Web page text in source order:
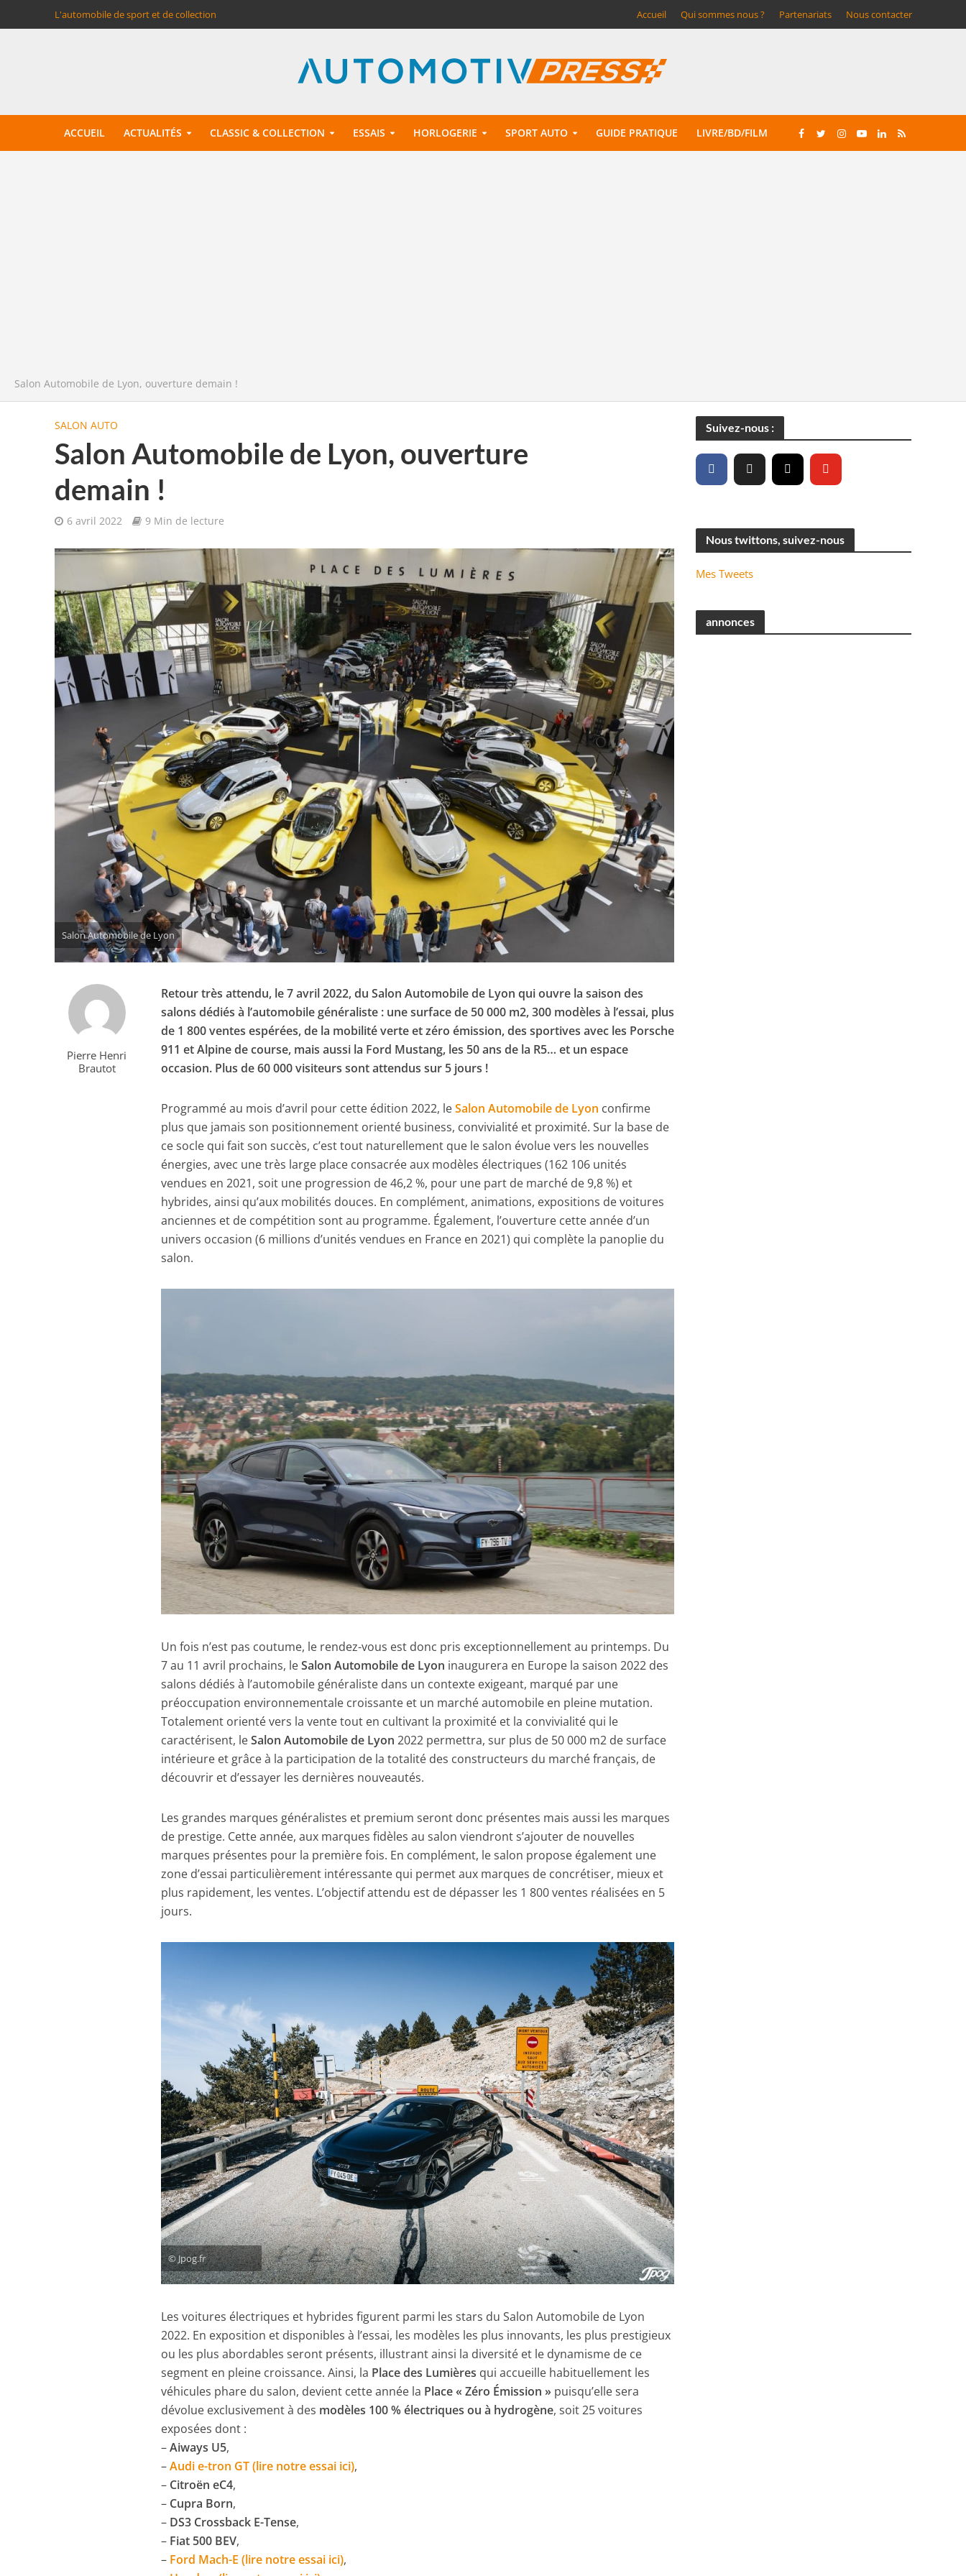
L'automobile de sport et de collection Accueil Qui sommes nous ? Partenariats Nous contacter
ACCUEIL ACTUALITÉS CLASSIC & COLLECTION ESSAIS HORLOGERIE SPORT AUTO GUIDE PRATIQUE LIVRE/BD/FILM
Salon Automobile de Lyon, ouverture demain !
SALON AUTO
Salon Automobile de Lyon, ouverture
demain !
6 avril 2022 9 Min de lecture
Salon Automobile de Lyon
Pierre Henri
Brautot
Retour très attendu, le 7 avril 2022, du Salon Automobile de Lyon qui ouvre la saison des
salons dédiés à l’automobile généraliste : une surface de 50 000 m2, 300 modèles à l’essai, plus
de 1 800 ventes espérées, de la mobilité verte et zéro émission, des sportives avec les Porsche
911 et Alpine de course, mais aussi la Ford Mustang, les 50 ans de la R5… et un espace
occasion. Plus de 60 000 visiteurs sont attendus sur 5 jours !
Programmé au mois d’avril pour cette édition 2022, leSalon Automobile de Lyon confirme
plus que jamais son positionnement orienté business, convivialité et proximité. Sur la base de
ce socle qui fait son succès, c’est tout naturellement que le salon évolue vers les nouvelles
énergies, avec une très large place consacrée aux modèles électriques (162 106 unités
vendues en 2021, soit une progression de 46,2 %, pour une part de marché de 9,8 %) et
hybrides, ainsi qu’aux mobilités douces. En complément, animations, expositions de voitures
anciennes et de compétition sont au programme. Également, l’ouverture cette année d’un
univers occasion (6 millions d’unités vendues en France en 2021) qui complète la panoplie du
salon.
Un fois n’est pas coutume, le rendez-vous est donc pris exceptionnellement au printemps. Du
7 au 11 avril prochains, leSalon Automobile de Lyon inaugurera en Europe la saison 2022 des
salons dédiés à l’automobile généraliste dans un contexte exigeant, marqué par une
préoccupation environnementale croissante et un marché automobile en pleine mutation.
Totalement orienté vers la vente tout en cultivant la proximité et la convivialité qui le
caractérisent, leSalon Automobile de Lyon 2022 permettra, sur plus de 50 000 m2 de surface
intérieure et grâce à la participation de la totalité des constructeurs du marché français, de
découvrir et d’essayer les dernières nouveautés.
Les grandes marques généralistes et premium seront donc présentes mais aussi les marques
de prestige. Cette année, aux marques fidèles au salon viendront s’ajouter de nouvelles
marques présentes pour la première fois. En complément, le salon propose également une
zone d’essai particulièrement intéressante qui permet aux marques de concrétiser, mieux et
plus rapidement, les ventes. L’objectif attendu est de dépasser les 1 800 ventes réalisées en 5
jours.
© Jpog.fr
Les voitures électriques et hybrides figurent parmi les stars du Salon Automobile de Lyon
2022. En exposition et disponibles à l’essai, les modèles les plus innovants, les plus prestigieux
ou les plus abordables seront présents, illustrant ainsi la diversité et le dynamisme de ce
segment en pleine croissance. Ainsi, la Place des Lumières qui accueille habituellement les
véhicules phare du salon, devient cette année la Place « Zéro Émission » puisqu’elle sera
dévolue exclusivement à des modèles 100 % électriques ou à hydrogène, soit 25 voitures
exposées dont :
–Aiways U5,
–Audi e-tron GT (lire notre essai ici),
– Citroën eC4,
– Cupra Born,
– DS3 Crossback E-Tense,
– Fiat 500 BEV,
– Ford Mach-E (lire notre essai ici),
Suivez-nous :
Nous twittons, suivez-nous
Mes Tweets
annonces